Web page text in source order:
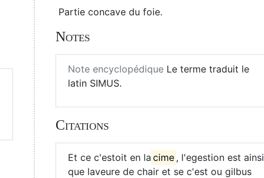
Partie concave du foie.
Notes
Note encyclopédique Le terme traduit le
latin SIMUS.
Citations
Et ce c'estoit en la cime , l'egestion est ainsi
que laveure de chair et se c'est ou gilbus